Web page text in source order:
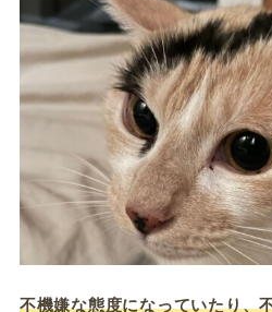
不機嫌な態度になっていたり、